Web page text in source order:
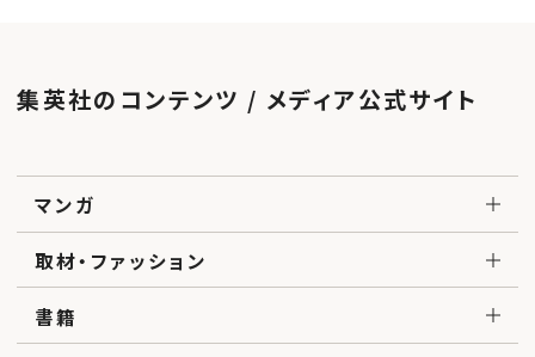
集英社のコンテンツ / メディア公式サイト
マンガ
取材・ファッション
書籍